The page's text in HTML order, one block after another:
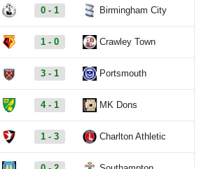
0 - 1 Birmingham City
1 - 0 Crawley Town
3 - 1 Portsmouth
4 - 1 MK Dons
1 - 3 Charlton Athletic